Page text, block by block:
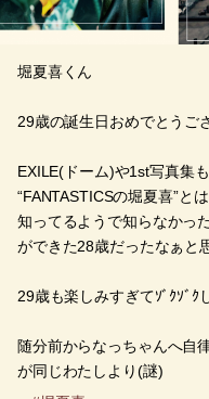
堀夏喜くん
29歳の誕生日おめでとうご
EXILE(ドーム)や1st写真集
“FANTASTICSの堀夏喜”と
知ってるようで知らなかっ
ができた28歳だったなぁと
29歳も楽しみすぎてｿﾞｸｿﾞｸ
随分前からなっちゃんへ自
が同じわたしより(謎)